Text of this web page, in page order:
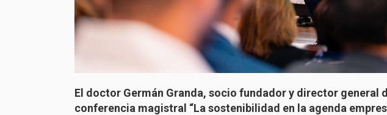
El doctor Germán Granda, socio fundador y director general
conferencia magistral “La sostenibilidad en la agenda